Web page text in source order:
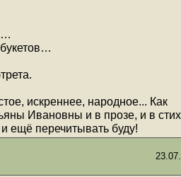
искреннее, народное... Как
Ивановны и в прозе, и в
ещё перечитывать буду!